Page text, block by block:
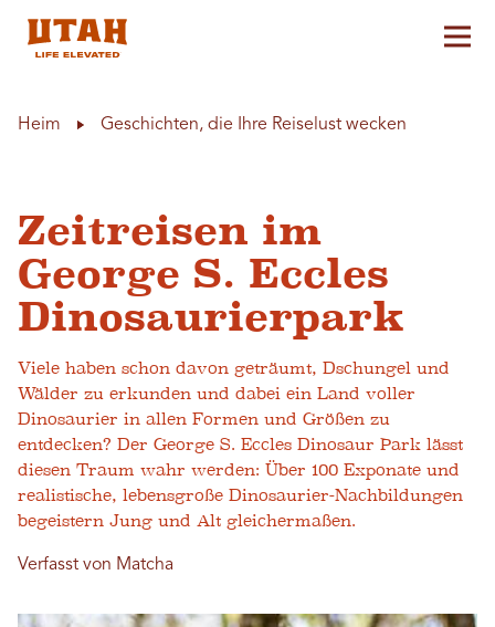
Heim Geschichten, die Ihre Reiselust wecken
Zeitreisen im
George S. Eccles
Dinosaurierpark
Viele haben schon davon geträumt, Dschungel und
Wälder zu erkunden und dabei ein Land voller
Dinosaurier in allen Formen und Größen zu
entdecken? Der George S. Eccles Dinosaur Park lässt
diesen Traum wahr werden: Über 100 Exponate und
realistische, lebensgroße Dinosaurier-Nachbildungen
begeistern Jung und Alt gleichermaßen.
Verfasst von Matcha